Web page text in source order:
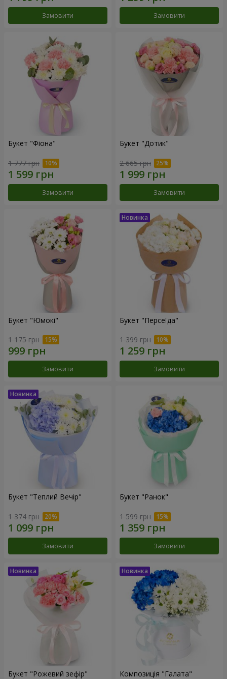
Замовити Замовити
Букет "Фіона"
1 777 грн
Замовити
Букет "Дотик"
2 665 грн
Замовити
Букет "Юмокі"
1 175 грн
Замовити
Букет "Персеїда"
1 399 грн
Замовити
Букет "Теплий Вечір"
1 374 грн
Замовити
Букет "Ранок"
1 599 грн
Замовити
Букет "Рожевий зефір" Композиція "Галата"